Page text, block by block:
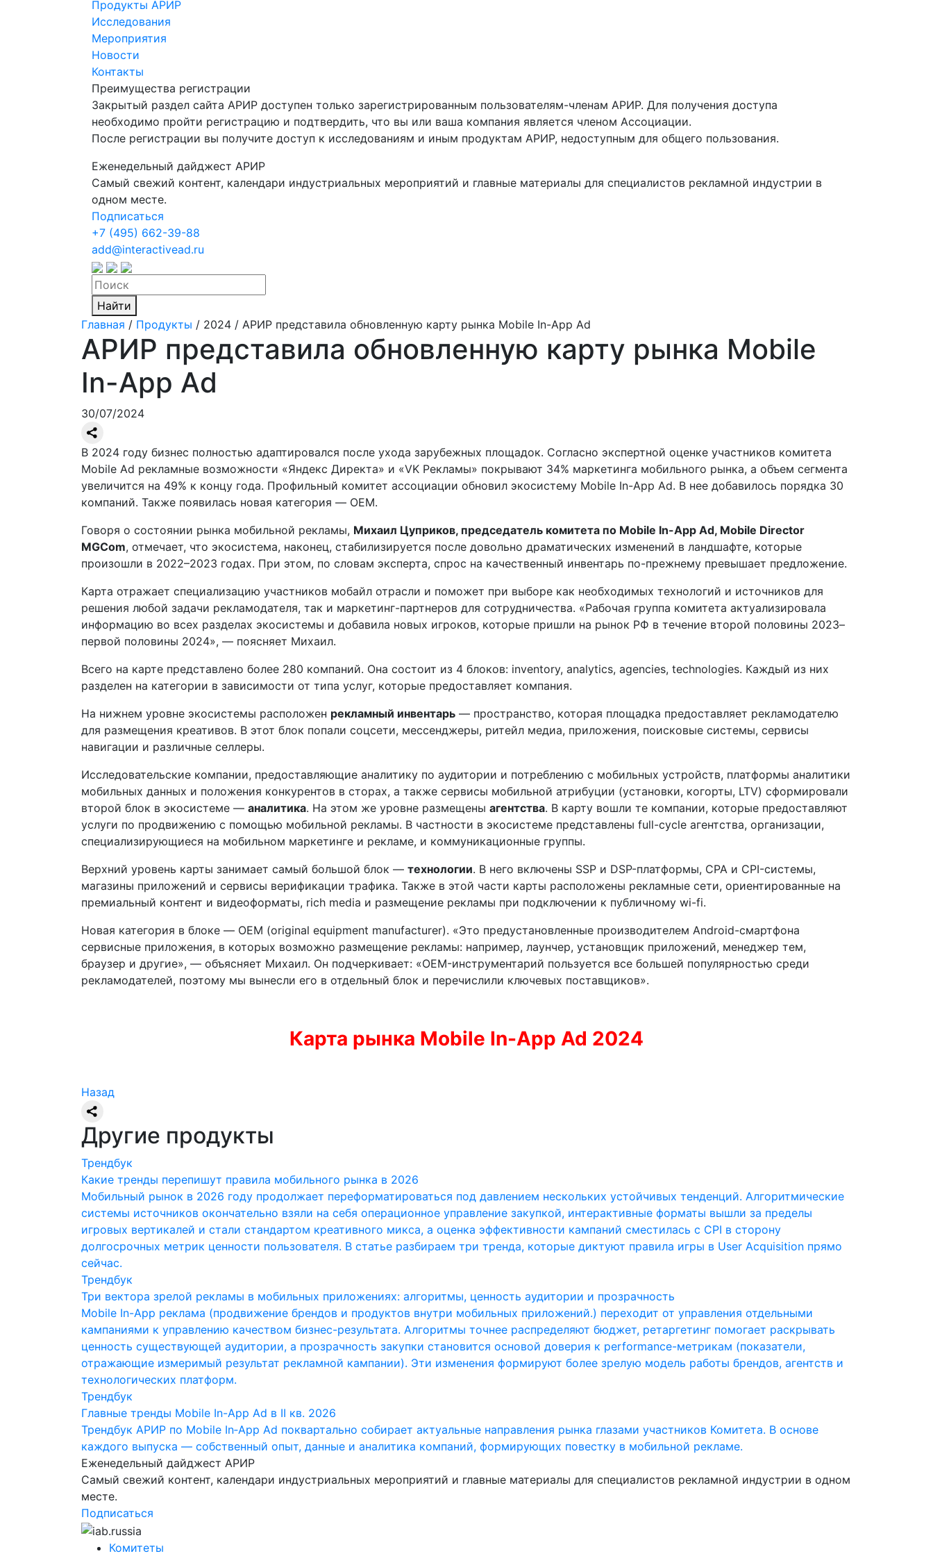
Продукты АРИР
Исследования
Мероприятия
Новости
Контакты
Преимущества регистрации
Закрытый раздел сайта АРИР доступен только зарегистрированным пользователям-членам АРИР. Для получения доступа
необходимо пройти регистрацию и подтвердить, что вы или ваша компания является членом Ассоциации.
После регистрации вы получите доступ к исследованиям и иным продуктам АРИР, недоступным для общего пользования.
Еженедельный дайджест АРИР
Самый свежий контент, календари индустриальных мероприятий и главные материалы для специалистов рекламной индустрии в
одном месте.
Подписаться
+7 (495) 662-39-88
add@interactivead.ru
Найти
Главная / Продукты / 2024 / АРИР представила обновленную карту рынка Mobile In-App Ad
АРИР представила обновленную карту рынка Mobile
In-App Ad
30/07/2024
В 2024 году бизнес полностью адаптировался после ухода зарубежных площадок. Согласно экспертной оценке участников комитета
Mobile Ad рекламные возможности «Яндекс Директа» и «VK Рекламы» покрывают 34% маркетинга мобильного рынка, а объем сегмента
увеличится на 49% к концу года. Профильный комитет ассоциации обновил экосистему Mobile In-App Ad. В нее добавилось порядка 30
компаний. Также появилась новая категория — OEM.
Говоря о состоянии рынка мобильной рекламы, Михаил Цуприков, председатель комитета по Mobile In-App Ad, Mobile Director
MGCom, отмечает, что экосистема, наконец, стабилизируется после довольно драматических изменений в ландшафте, которые
произошли в 2022–2023 годах. При этом, по словам эксперта, спрос на качественный инвентарь по-прежнему превышает предложение.
Карта отражает специализацию участников мобайл отрасли и поможет при выборе как необходимых технологий и источников для
решения любой задачи рекламодателя, так и маркетинг-партнеров для сотрудничества. «Рабочая группа комитета актуализировала
информацию во всех разделах экосистемы и добавила новых игроков, которые пришли на рынок РФ в течение второй половины 2023–
первой половины 2024», — поясняет Михаил.
Всего на карте представлено более 280 компаний. Она состоит из 4 блоков: inventory, analytics, agencies, technologies. Каждый из них
разделен на категории в зависимости от типа услуг, которые предоставляет компания.
На нижнем уровне экосистемы расположен рекламный инвентарь — пространство, которая площадка предоставляет рекламодателю
для размещения креативов. В этот блок попали соцсети, мессенджеры, ритейл медиа, приложения, поисковые системы, сервисы
навигации и различные селлеры.
Исследовательские компании, предоставляющие аналитику по аудитории и потреблению с мобильных устройств, платформы аналитики
мобильных данных и положения конкурентов в сторах, а также сервисы мобильной атрибуции (установки, когорты, LTV) сформировали
второй блок в экосистеме — аналитика. На этом же уровне размещены агентства. В карту вошли те компании, которые предоставляют
услуги по продвижению с помощью мобильной рекламы. В частности в экосистеме представлены full-cycle агентства, организации,
специализирующиеся на мобильном маркетинге и рекламе, и коммуникационные группы.
Верхний уровень карты занимает самый большой блок — технологии. В него включены SSP и DSP-платформы, CPA и CPI-системы,
магазины приложений и сервисы верификации трафика. Также в этой части карты расположены рекламные сети, ориентированные на
премиальный контент и видеоформаты, rich media и размещение рекламы при подключении к публичному wi-fi.
Новая категория в блоке — OEM (original equipment manufacturer). «Это предустановленные производителем Android-смартфона
сервисные приложения, в которых возможно размещение рекламы: например, лаунчер, установщик приложений, менеджер тем,
браузер и другие», — объясняет Михаил. Он подчеркивает: «OEM-инструментарий пользуется все большей популярностью среди
рекламодателей, поэтому мы вынесли его в отдельный блок и перечислили ключевых поставщиков».
Карта рынка Mobile In-App Ad 2024
Назад
Другие продукты
Трендбук
Какие тренды перепишут правила мобильного рынка в 2026
Мобильный рынок в 2026 году продолжает переформатироваться под давлением нескольких устойчивых тенденций. Алгоритмические
системы источников окончательно взяли на себя операционное управление закупкой, интерактивные форматы вышли за пределы
игровых вертикалей и стали стандартом креативного микса, а оценка эффективности кампаний сместилась с CPI в сторону
долгосрочных метрик ценности пользователя. В статье разбираем три тренда, которые диктуют правила игры в User Acquisition прямо
сейчас.
Трендбук
Три вектора зрелой рекламы в мобильных приложениях: алгоритмы, ценность аудитории и прозрачность
Mobile In-App реклама (продвижение брендов и продуктов внутри мобильных приложений.) переходит от управления отдельными
кампаниями к управлению качеством бизнес-результата. Алгоритмы точнее распределяют бюджет, ретаргетинг помогает раскрывать
ценность существующей аудитории, а прозрачность закупки становится основой доверия к performance-метрикам (показатели,
отражающие измеримый результат рекламной кампании). Эти изменения формируют более зрелую модель работы брендов, агентств и
технологических платформ.
Трендбук
Главные тренды Mobile In-App Ad в II кв. 2026
Трендбук АРИР по Mobile In‑App Ad поквартально собирает актуальные направления рынка глазами участников Комитета. В основе
каждого выпуска — собственный опыт, данные и аналитика компаний, формирующих повестку в мобильной рекламе.
Еженедельный дайджест АРИР
Самый свежий контент, календари индустриальных мероприятий и главные материалы для специалистов рекламной индустрии в одном
месте.
Подписаться
Комитеты